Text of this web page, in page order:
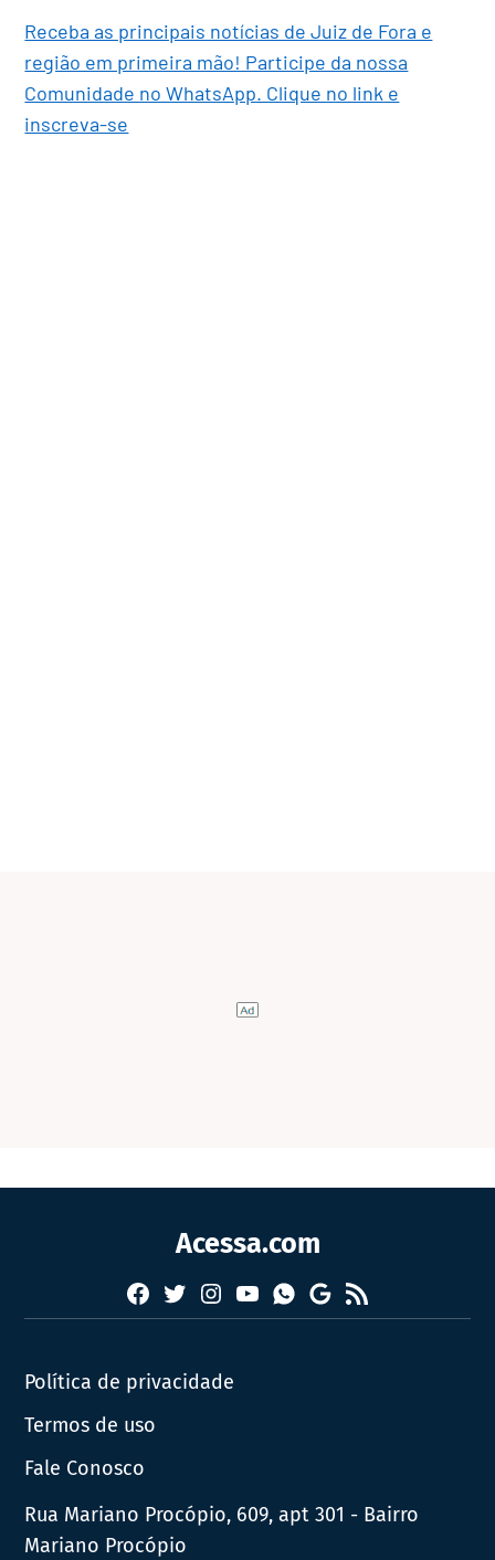
Receba as principais notícias de Juiz de Fora e
região em primeira mão! Participe da nossa
Comunidade no WhatsApp. Clique no link e
inscreva-se
Acessa.com
Facebook
TwitterInstagram
YouTubeWhatsapp
Google
News
RSS
Política de privacidade
Termos de uso
Fale Conosco
Rua Mariano Procópio, 609, apt 301 - Bairro
Mariano Procópio